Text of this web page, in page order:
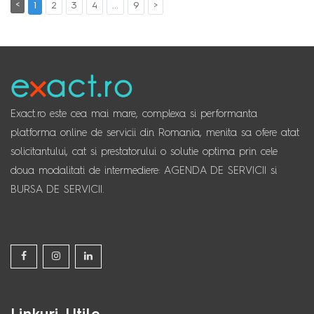
< 1 2 3 4 ... 9 >
Exact.ro este cea mai mare, complexa si performanta
platforma online de servicii din Romania, menita sa ofere atat
solicitantului, cat si prestatorului o solutie optima prin cele
doua modalitati de intermediere: AGENDA DE SERVICII si
BURSA DE SERVICII.